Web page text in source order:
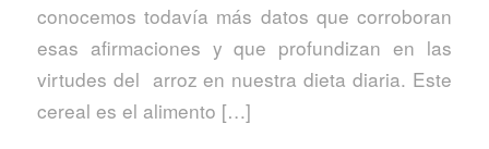
conocemos todavía más datos que corroboran
esas afirmaciones y que profundizan en las
virtudes del arroz en nuestra dieta diaria. Este
cereal es el alimento […]